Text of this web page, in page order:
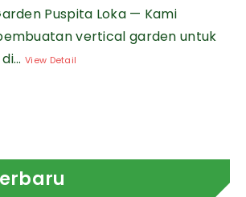
Puspita Loka — Kami
vertical garden untuk
View Detail